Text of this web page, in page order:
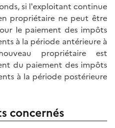
si l'exploitant continue
propriétaire ne peut être
le paiement des impôts
à la période antérieure à
propriétaire est
du paiement des impôts
à la période postérieure
concernés